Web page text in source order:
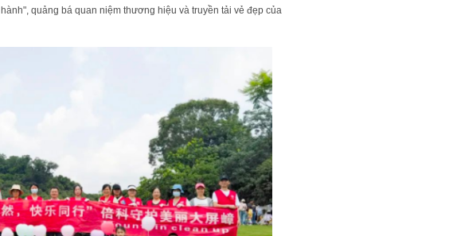
quảng bá quan niệm thương hiệu và truyền tải vẻ đẹp của